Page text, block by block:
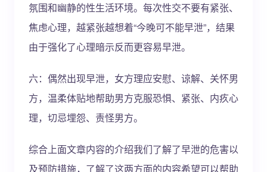
氛围和幽静的性生活环境。每次性交不要有紧张、
焦虑心理，越紧张越想着“今晚可不能早泄”，结果
由于强化了心理暗示反而更容易早泄。
六：偶然出现早泄，女方理应安慰、谅解、关怀男
方，温柔体贴地帮助男方克服恐惧、紧张、内疚心
理，切忌埋怨、责怪男方。
综合上面文章内容的介绍我们了解了早泄的危害以
及预防措施，了解了这两方面的内容希望可以帮助